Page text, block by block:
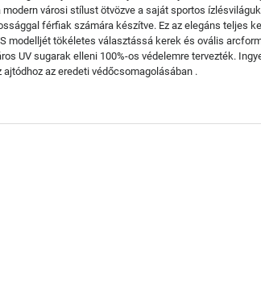
városi stílust ötvözve a saját sportos
férfiak számára készítve. Ez az elegáns teljes
modelljét tökéletes választássá kerek és ovális
UV sugarak elleni 100%-os védelemre tervezték.
az eredeti védőcsomagolásában .